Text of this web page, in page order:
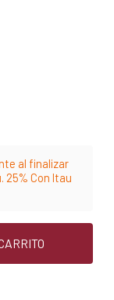
al finalizar
25% Con Itau